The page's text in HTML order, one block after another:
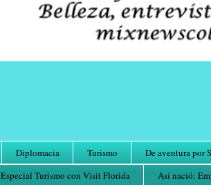
Diplomacia Turismo De aventura por
Especial Turismo con Visit Florida Así nació: